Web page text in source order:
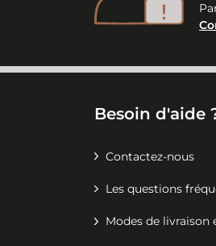
Besoin d'aide
Contactez-nous
Les questions
Modes de livraison